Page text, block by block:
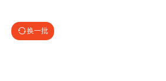
换一批